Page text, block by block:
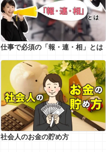
仕事で必須の「報・連・相」とは
社会人のお金の貯め方